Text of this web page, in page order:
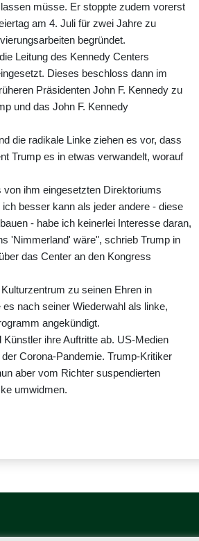
müsse. Er stoppte zudem vorerst
am 4. Juli für zwei Jahre zu
begründet.
Leitung des Kennedy Centers
Dieses beschloss dann im
Präsidenten John F. Kennedy zu
und das John F. Kennedy
die radikale Linke ziehen es vor, dass
Trump es in etwas verwandelt, worauf
ihm eingesetzten Direktoriums
besser kann als jeder andere - diese
- habe ich keinerlei Interesse daran,
'Nimmerland' wäre", schrieb Trump in
das Center an den Kongress
zu seinen Ehren in
nach seiner Wiederwahl als linke,
angekündigt.
ihre Auftritte ab. US-Medien
Corona-Pandemie. Trump-Kritiker
aber vom Richter suspendierten
umwidmen.